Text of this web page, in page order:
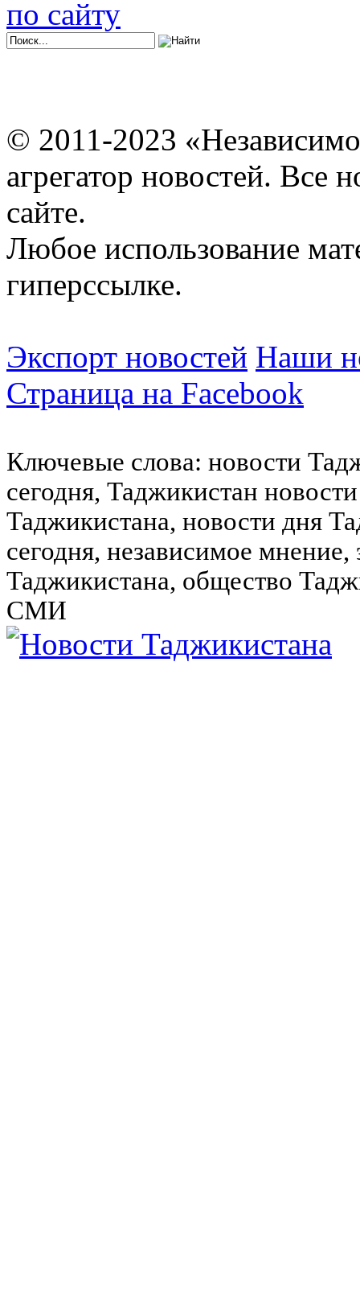
по сайту
© 2011-2023
агрегатор новостей. Все
сайте.
Любое использование
гиперссылке.
Экспорт новостей Наши
Страница на Facebook
Ключевые слова: новости
сегодня, Таджикистан
Таджикистана, новости дня
сегодня, независимое
Таджикистана, общество
СМИ